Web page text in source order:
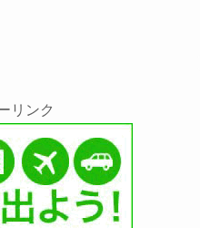
リンク